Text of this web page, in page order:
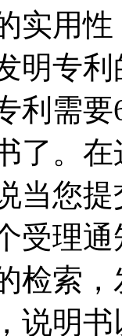
实用
明专
利需
了。
当您
受理
检索
说明